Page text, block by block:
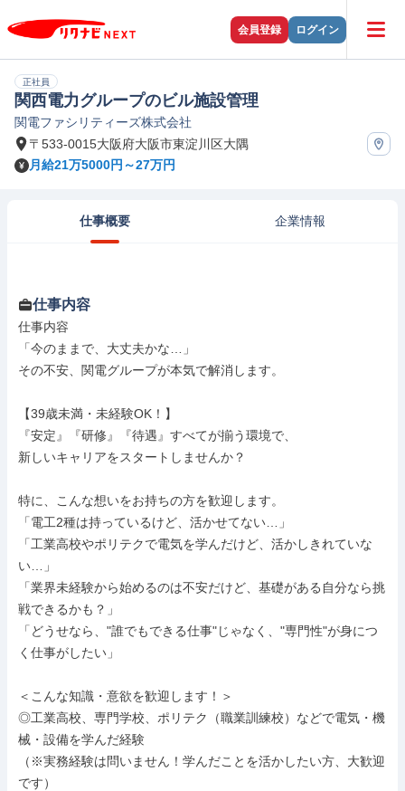
会員登録 ログイン
正社員
関西電力グループのビル施設管理
関電ファシリティーズ株式会社
〒533-0015大阪府大阪市東淀川区大隅
月給21万5000円～27万円
仕事概要 企業情報
仕事内容
仕事内容
「今のままで、大丈夫かな…」
その不安、関電グループが本気で解消します。
【39歳未満・未経験OK！】
『安定』『研修』『待遇』すべてが揃う環境で、
新しいキャリアをスタートしませんか？
特に、こんな想いをお持ちの方を歓迎します。
「電工2種は持っているけど、活かせてない…」
「工業高校やポリテクで電気を学んだけど、活かしきれていな
い…」
「業界未経験から始めるのは不安だけど、基礎がある自分なら挑
戦できるかも？」
「どうせなら、"誰でもできる仕事"じゃなく、"専門性"が身につ
く仕事がしたい」
＜こんな知識・意欲を歓迎します！＞
◎工業高校、専門学校、ポリテク（職業訓練校）などで電気・機
械・設備を学んだ経験
（※実務経験は問いません！学んだことを活かしたい方、大歓迎
です）